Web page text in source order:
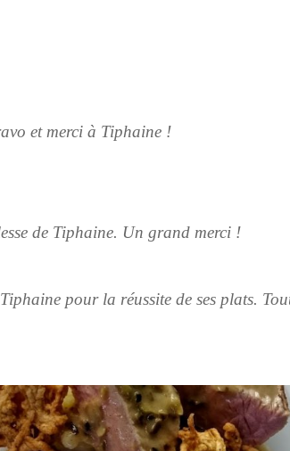
et merci à Tiphaine !
de Tiphaine. Un grand merci !
pour la réussite de ses plats.